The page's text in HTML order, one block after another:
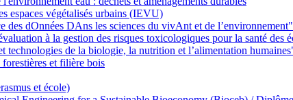
espaces végétalisés urbains (IEVU)
dOnnées DAns les sciences du vivAnt et de l’environnement"
à la gestion des risques toxicologiques pour la santé des
de la biologie, la nutrition et l’alimentation
et filière bois
et école)